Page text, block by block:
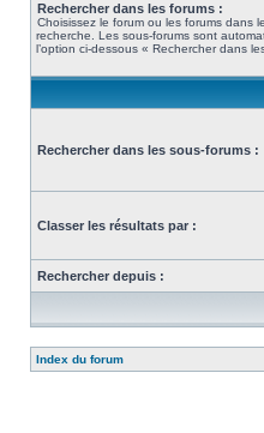
Rechercher dans les forums :
Choisissez le forum ou les forums dans
recherche. Les sous-forums sont
l’option ci-dessous « Rechercher dans
Rechercher dans les sous-forums :
Classer les résultats par :
Rechercher depuis :
Index du forum